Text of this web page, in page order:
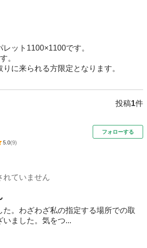
ット1100×1100です。
。
に来られる方限定となります。
投稿1件
5.0(9)
フォローする
れていません
た。わざわざ私の指定する場所での取
いました。気をつ...